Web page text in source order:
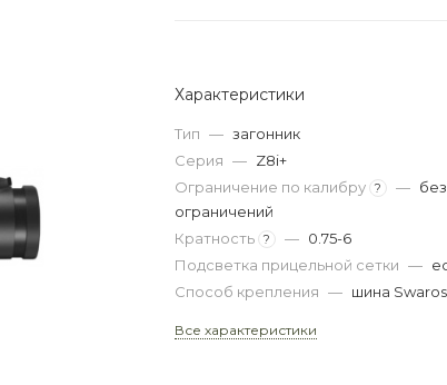
Характеристики
Тип — загонник
Серия — Z8i+
Ограничение по калибру ? — без
ограничений
Кратность ? — 0.75-6
Подсветка прицельной сетки —
Способ крепления — шина
Все характеристики